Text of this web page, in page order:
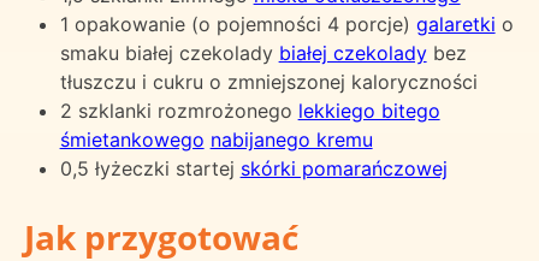
1 opakowanie (o pojemności 4 porcje) galaretki o
smaku białej czekolady białej czekoladybez
tłuszczu i cukru o zmniejszonej kaloryczności
2 szklanki rozmrożonego lekkiego bitego
śmietankowego nabijanego kremu
0,5 łyżeczki startej skórki pomarańczowej
Jak przygotować